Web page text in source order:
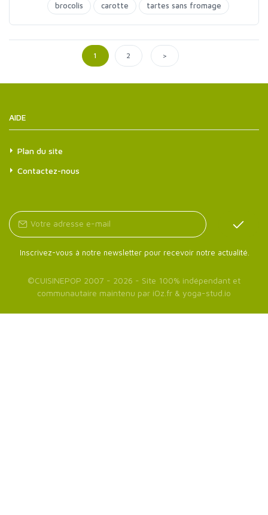
brocolis
carotte tartes sans fromage
tofu
1 2 >
AIDE
Plan du site
Contactez-nous
Inscrivez-vous à notre newsletter pour recevoir notre actualité.
©CUISINEPOP 2007 - 2026 - Site 100% indépendant et
communautaire maintenu par iOz.fr & yoga-stud.io